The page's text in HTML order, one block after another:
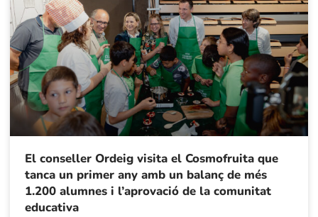
El conseller Ordeig visita el Cosmofruita que
tanca un primer any amb un balanç de més
1.200 alumnes i l’aprovació de la comunitat
educativa